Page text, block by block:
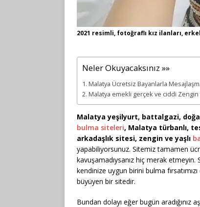
2021 resimli, fotoğraflı kız ilanları,
Neler Okuyacaksınız »»
Malatya Ücretsiz Bayanlarla
Malatya emekli gerçek ve ciddi Zengin
Malatya yeşilyurt, battalgazi,
bulma siteleri, Malatya türbanlı,
arkadaşlık sitesi, zengin ve yaşlı
yapabiliyorsunuz. Sitemiz tamamen
kavuşamadıysanız hiç merak
kendinize uygun birini bulma
büyüyen bir sitedir.
Bundan dolayı eğer bugün aradığınız